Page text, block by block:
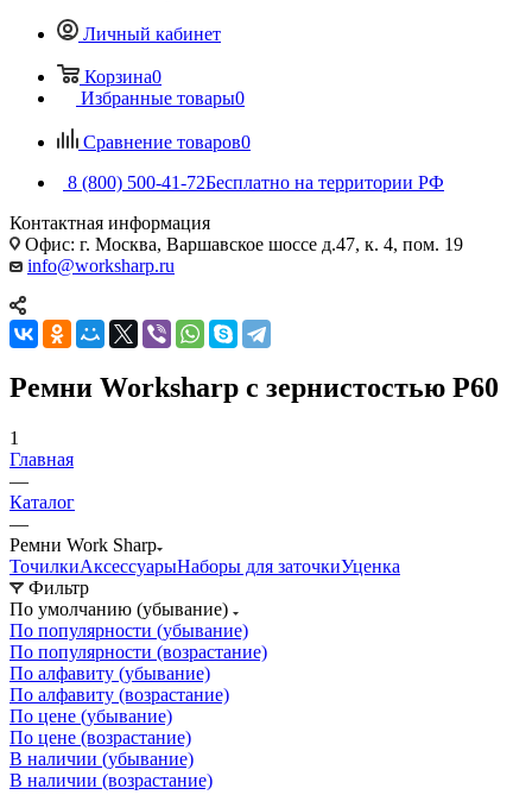
Личный кабинет
Корзина0
Избранные товары0
Сравнение товаров0
8 (800) 500-41-72Бесплатно на территории РФ
Контактная информация
Офис: г. Москва, Варшавское шоссе д.47, к. 4, пом. 19
info@worksharp.ru
Ремни Worksharp с зернистостью P60
1
Главная
—
Каталог
—
Ремни Work Sharp
ТочилкиАксессуарыНаборы для заточкиУценка
Фильтр
По умолчанию (убывание)
По популярности (убывание)
По популярности (возрастание)
По алфавиту (убывание)
По алфавиту (возрастание)
По цене (убывание)
По цене (возрастание)
В наличии (убывание)
В наличии (возрастание)